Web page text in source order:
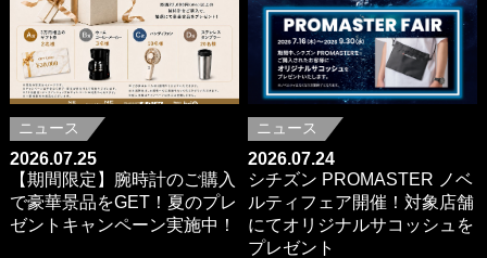
ニュース
2026.07.25
【期間限定】腕時計のご購入
で豪華景品をGET！夏のプレ
ゼントキャンペーン実施中！
ニュース
2026.07.24
シチズン PROMASTER ノベ
ルティフェア開催！対象店舗
にてオリジナルサコッシュを
プレゼント